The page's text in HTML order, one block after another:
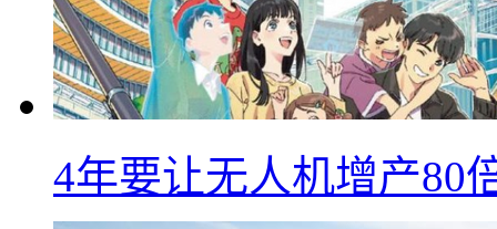
4年要让无人机增产80